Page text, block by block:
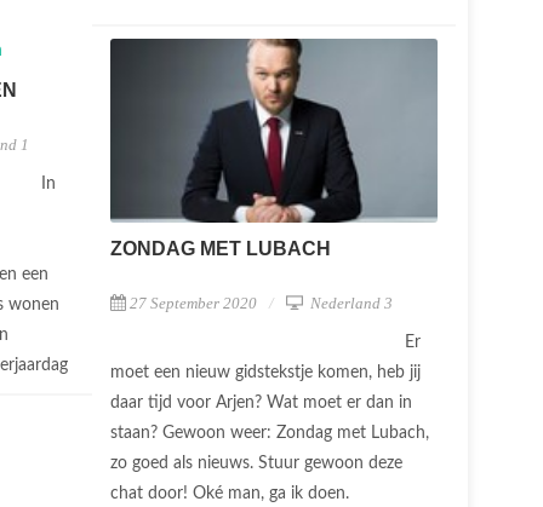
1
In
een
wonen
ZONDAG MET LUBACH
27 September 2020 Nederland 3
Er
moet een nieuw gidstekstje komen, heb jij
daar tijd voor Arjen? Wat moet er dan in
staan? Gewoon weer: Zondag met Lubach,
zo goed als nieuws. Stuur gewoon deze
chat door! Oké man, ga ik doen.